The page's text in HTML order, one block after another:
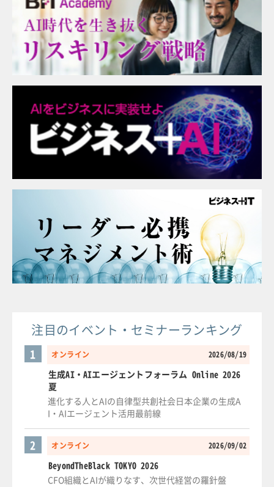
注目のイベント・セミナーランキング
オンライン 2026/08/19
1
生成AI・AIエージェントフォーラム Online 2026
夏
進化する人とAIの自律型共創社会日本企業の生成A
I・AIエージェント活用最前線
オンライン 2026/09/02
2
BeyondTheBlack TOKYO 2026
CFO組織とAIが織りなす、次世代経営の羅針盤